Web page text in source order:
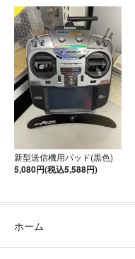
新型送信機用パッド(黒色)
5,080円(税込5,588円)
ホーム